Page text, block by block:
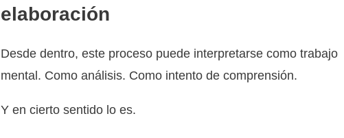
elaboración
Desde dentro, este proceso puede interpretarse como trabajo
mental. Como análisis. Como intento de comprensión.
Y en cierto sentido lo es.